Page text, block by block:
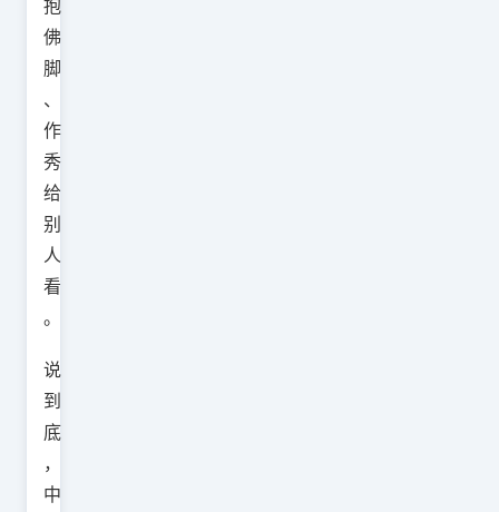
抱
佛
脚
、
作
秀
给
别
人
看
。
说
到
底
，
中